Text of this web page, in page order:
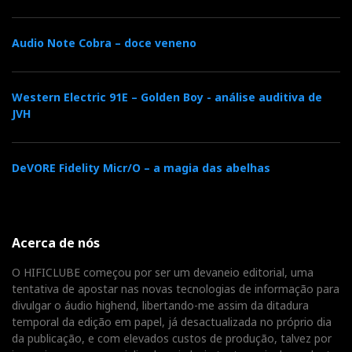
dos anos 40 e algumas jóias mais modernas,
interpretadas por Jimmy Heath, Wynton Marsalis e
suas cordas vocais em ‘Standing Up For Something’,
nomeada para o Oscar de Melhor Canção).
DREAM TEAM
um retrato comovente da vida dos negros no EUA, que
traz à colação o sonho dos ‘Pais Fundadores’ de
liberdade e igualdade para todos. ‘Let it be the dream
it used to be’(Deixem que volte a ser o sonho que
outrora foi).
Audio Note Cobra – doce veneno
Western Electric 91E – Golden Boy - análise auditiva de
JVH
DeVORE Fidelity Micr/O – a magia das abelhas
Acerca de nós
O HIFICLUBE começou por ser um devaneio editorial, uma
tentativa de apostar nas novas tecnologias de informação para
divulgar o áudio highend, libertando-me assim da ditadura
temporal da edição em papel, já desactualizada no próprio dia
da publicação, e com elevados custos de produção, talvez por